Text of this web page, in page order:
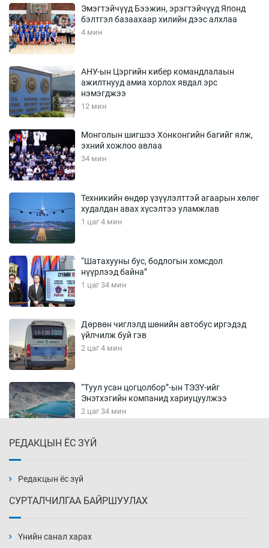
Эмэгтэйчүүд Бээжин, эрэгтэйчүүд Японд
бэлтгэл базаахаар хилийн дээс алхлаа
4 мин
АНУ-ын Цэргийн кибер командлалаын
ажилтнууд амиа хорлох явдал эрс
нэмэгджээ
12 мин
Монголын шигшээ Хонконгийн багийг ялж,
эхний хожлоо авлаа
34 мин
Техникийн өндөр үзүүлэлттэй агаарын хөлөг
худалдан авах хүсэлтээ уламжлав
1 цаг 4 мин
“Шатахууны бус, бодлогын хомсдол
нүүрлээд байна”
1 цаг 34 мин
Дөрвөн чиглэлд шөнийн автобус иргэдэд
үйлчилж буй гэв
2 цаг 4 мин
“Туул усан цогцолбор”-ын ТЭЗҮ-ийг
Энэтхэгийн компанид хариуцуулжээ
2 цаг 34 мин
3 цаг 4 мин
3 цаг 34 мин
РЕДАКЦЫН ЁС ЗҮЙ
Редакцын ёс зүй
СУРТАЛЧИЛГАА БАЙРШУУЛАХ
Үнийн санал харах